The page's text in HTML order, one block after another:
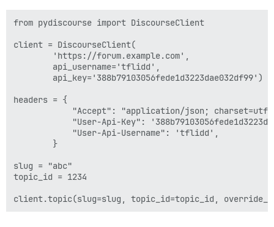
from pydiscourse import DiscourseClient
client = DiscourseClient(
        'https://forum.example.com',
        api_username='tflidd',
        api_key='388b79103056fede1d3223dae032df99')
headers = {
"Accept": "application/json;
"User-Api-Key":
            "User-Api-Username": 'tflidd',
        }
slug = "abc"
topic_id = 1234